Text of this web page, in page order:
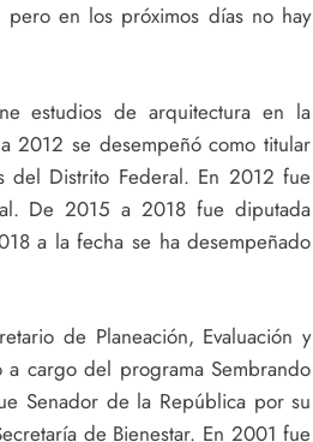
en los próximos días no hay
estudios de arquitectura en la
2012 se desempeñó como titular
del Distrito Federal. En 2012 fue
De 2015 a 2018 fue diputada
a la fecha se ha desempeñado
de Planeación, Evaluación y
a cargo del programa Sembrando
Senador de la República por su
de Bienestar. En 2001 fue